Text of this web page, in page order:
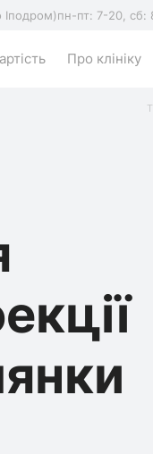
Іподром)пн-пт: 7-20, сб:
Про клініку